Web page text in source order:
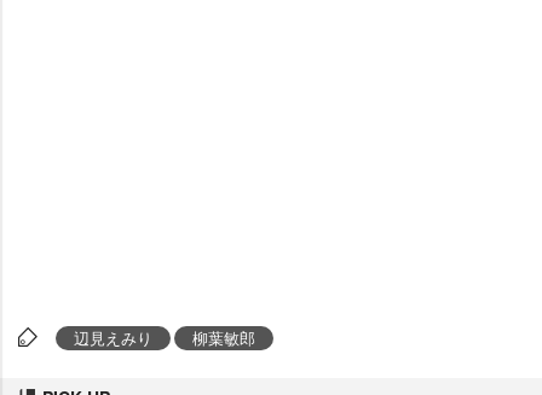
辺見えみり 柳葉敏郎